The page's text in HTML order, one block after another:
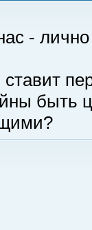
-
быть